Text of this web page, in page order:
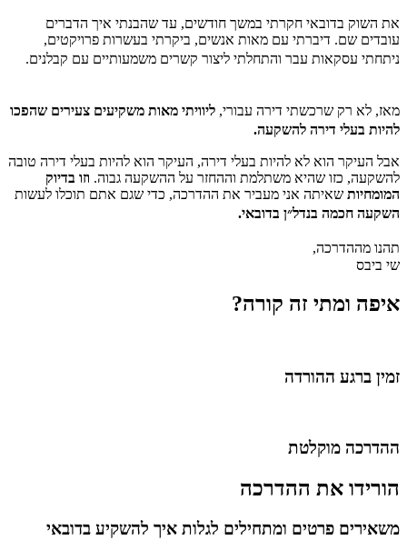
את השוק בדובאי חקרתי במשך חודשים, עד שהבנתי איך הדברים
עובדים שם. דיברתי עם מאות אנשים, ביקרתי בעשרות פרויקטים,
ניתחתי עסקאות עבר והתחלתי ליצור קשרים משמעותיים עם קבלנים.
מאז, לא רק שרכשתי דירה עבורי, ליוויתי מאות משקיעים צעירים שהפכו
להיות בעלי דירה להשקעה.
אבל העיקר הוא לא להיות בעלי דירה, העיקר הוא להיות בעלי דירה טובה
להשקעה, כזו שהיא משתלמת וההחזר על ההשקעה גבוה. וזו בדיוק
המומחיות שאיתה אני מעביר את ההדרכה, כדי שגם אתם תוכלו לעשות
השקעה חכמה בנדל״ן בדובאי.
תהנו מההדרכה,
שי ביבס
איפה ומתי זה קורה?
זמין ברגע ההורדה
ההדרכה מוקלטת
הורידו את ההדרכה
משאירים פרטים ומתחילים לגלות איך להשקיע בדובאי